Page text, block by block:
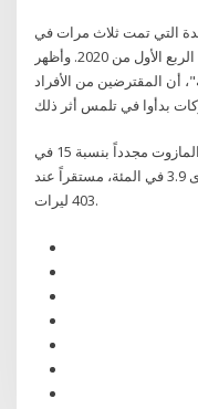
التي تمت ثلاث مرات في
2019 قد بدأ الظهور وبشكل تدريجي خلال الربع الأول من 2020. وأظهر
أن المقترضين من الأفراد
بدأوا في تلمس أثر ذلك
الأمر نفسه تكرر في آذار؛ انخفض سعر المازوت مجدداً بنسبة 15 في
المئة، إلا أن سعر الكيلوواط لم ينخفض سوى 3.9 في المئة، مستقراً عند
403 ليرات.